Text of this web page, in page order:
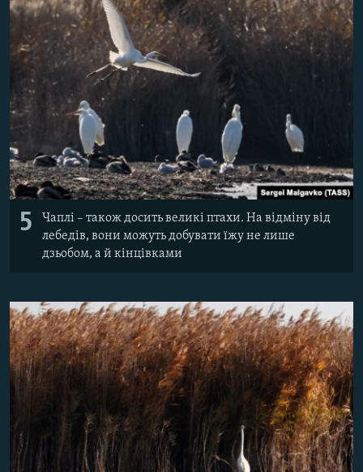
5
Чаплі – також досить великі птахи. На відміну від
лебедів, вони можуть добувати їжу не лише
дзьобом, а й кінцівками